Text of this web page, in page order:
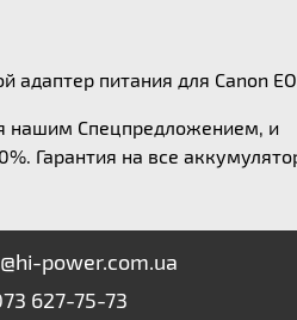
питания для Canon
нашим Спецпредложением, и
Гарантия на все
power.com.ua
627-75-73